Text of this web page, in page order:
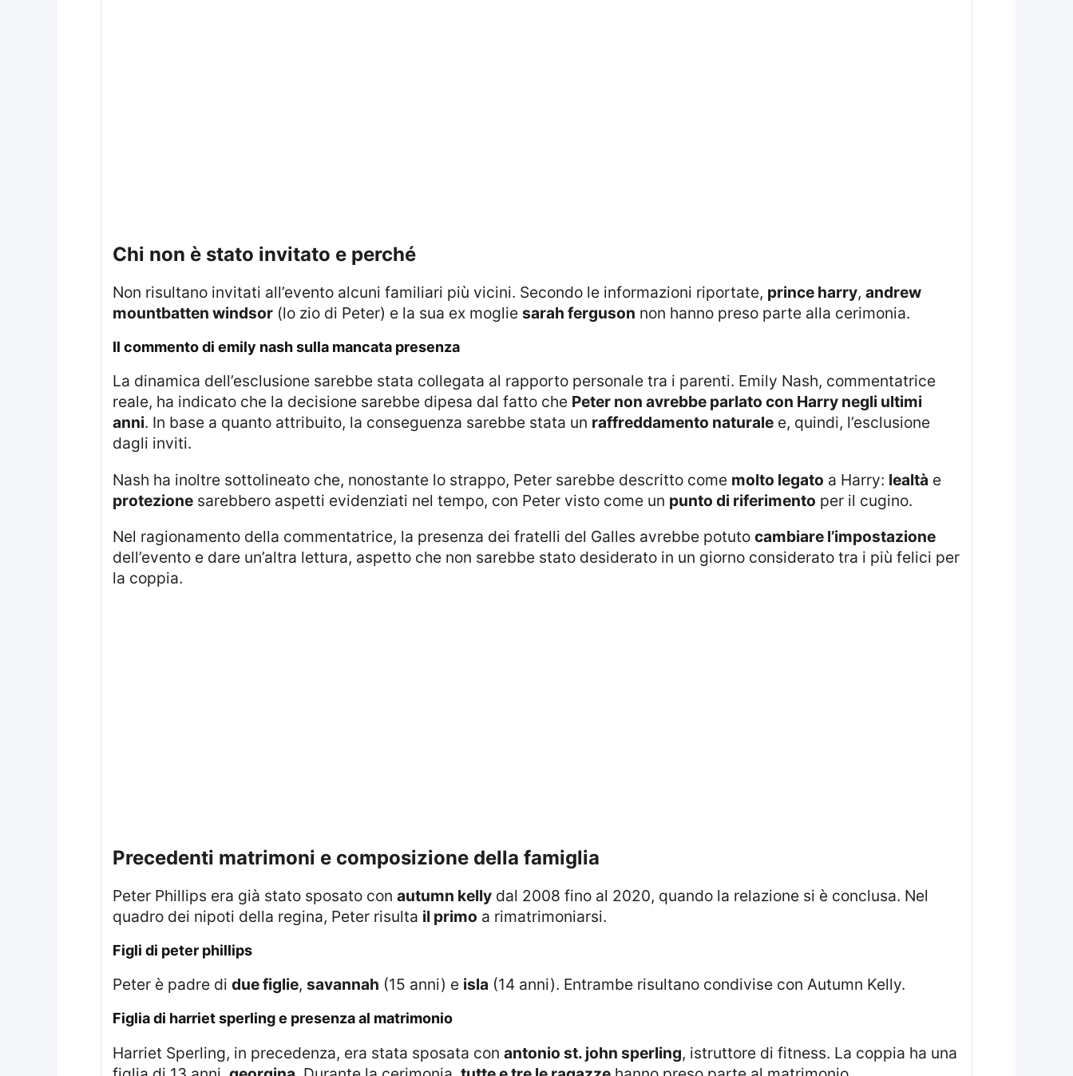
chi non è stato invitato e perché
Non risultano invitati all’evento alcuni familiari più vicini. Secondo le informazioni riportate, prince harry, andrew
mountbatten windsor(lo zio di Peter) e la sua ex moglie sarah ferguson non hanno preso parte alla cerimonia.
il commento di emily nash sulla mancata presenza
La dinamica dell’esclusione sarebbe stata collegata al rapporto personale tra i parenti. Emily Nash, commentatrice
reale, ha indicato che la decisione sarebbe dipesa dal fatto che Peter non avrebbe parlato con Harry negli ultimi
anni. In base a quanto attribuito, la conseguenza sarebbe stata un raffreddamento naturalee, quindi, l’esclusione
dagli inviti.
Nash ha inoltre sottolineato che, nonostante lo strappo, Peter sarebbe descritto come molto legato a Harry: lealtà e
protezionesarebbero aspetti evidenziati nel tempo, con Peter visto come un punto di riferimento per il cugino.
Nel ragionamento della commentatrice, la presenza dei fratelli del Galles avrebbe potuto cambiare l’impostazione
dell’evento e dare un’altra lettura, aspetto che non sarebbe stato desiderato in un giorno considerato tra i più felici per
la coppia.
precedenti matrimoni e composizione della famiglia
Peter Phillips era già stato sposato con autumn kellydal 2008 fino al 2020, quando la relazione si è conclusa. Nel
quadro dei nipoti della regina, Peter risulta il primo a rimatrimoniarsi.
figli di peter phillips
Peter è padre di due figlie, savannah (15 anni) e isla (14 anni). Entrambe risultano condivise con Autumn Kelly.
figlia di harriet sperling e presenza al matrimonio
Harriet Sperling, in precedenza, era stata sposata con antonio st. john sperling, istruttore di fitness. La coppia ha una